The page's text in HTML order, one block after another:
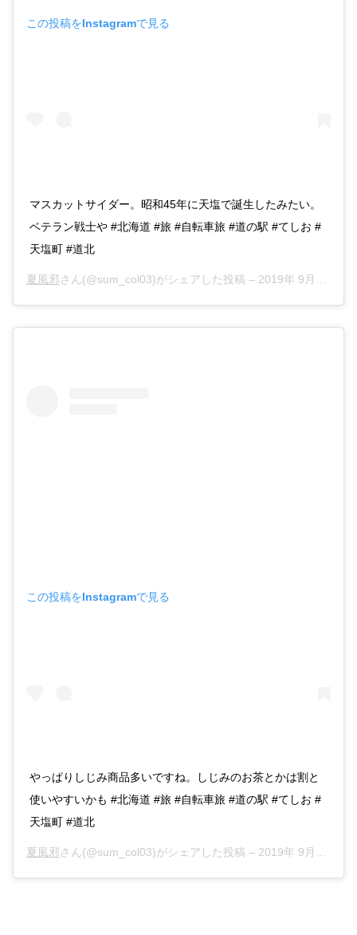
この投稿をInstagramで見る
マスカットサイダー。昭和45年に天塩で誕生したみたい。
ベテラン戦士や #北海道 #旅 #自転車旅 #道の駅 #てしお #
天塩町 #道北
夏風邪さん(@sum_col03)がシェアした投稿 – 2019年 9月月24日午前12時22分PDT
この投稿をInstagramで見る
やっぱりしじみ商品多いですね。しじみのお茶とかは割と
使いやすいかも #北海道 #旅 #自転車旅 #道の駅 #てしお #
天塩町 #道北
夏風邪さん(@sum_col03)がシェアした投稿 – 2019年 9月月24日午前12時29分PDT